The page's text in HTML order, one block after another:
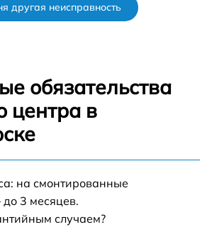
другая неисправность
обязательства
центра в
на смонтированные
3 месяцев.
случаем?